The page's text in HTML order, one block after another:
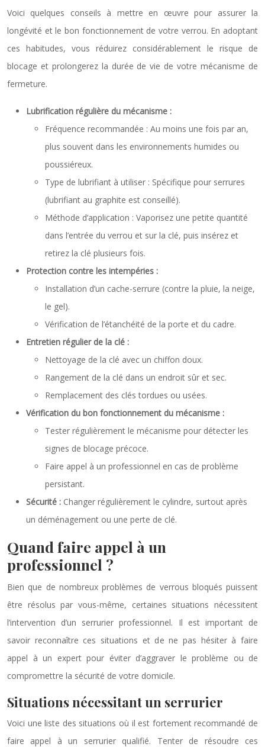
Voici quelques conseils à mettre en œuvre pour assurer la
longévité et le bon fonctionnement de votre verrou. En adoptant
ces habitudes, vous réduirez considérablement le risque de
blocage et prolongerez la durée de vie de votre mécanisme de
fermeture.
Lubrification régulière du mécanisme :
Fréquence recommandée : Au moins une fois par an,
plus souvent dans les environnements humides ou
poussiéreux.
Type de lubrifiant à utiliser : Spécifique pour serrures
(lubrifiant au graphite est conseillé).
Méthode d’application : Vaporisez une petite quantité
dans l’entrée du verrou et sur la clé, puis insérez et
retirez la clé plusieurs fois.
Protection contre les intempéries :
Installation d’un cache-serrure (contre la pluie, la neige,
le gel).
Vérification de l’étanchéité de la porte et du cadre.
Entretien régulier de la clé :
Nettoyage de la clé avec un chiffon doux.
Rangement de la clé dans un endroit sûr et sec.
Remplacement des clés tordues ou usées.
Vérification du bon fonctionnement du mécanisme :
Tester régulièrement le mécanisme pour détecter les
signes de blocage précoce.
Faire appel à un professionnel en cas de problème
persistant.
Sécurité : Changer régulièrement le cylindre, surtout après
un déménagement ou une perte de clé.
Quand faire appel à un
professionnel ?
Bien que de nombreux problèmes de verrous bloqués puissent
être résolus par vous-même, certaines situations nécessitent
l’intervention d’un serrurier professionnel. Il est important de
savoir reconnaître ces situations et de ne pas hésiter à faire
appel à un expert pour éviter d’aggraver le problème ou de
compromettre la sécurité de votre domicile.
Situations nécessitant un serrurier
Voici une liste des situations où il est fortement recommandé de
faire appel à un serrurier qualifié. Tenter de résoudre ces